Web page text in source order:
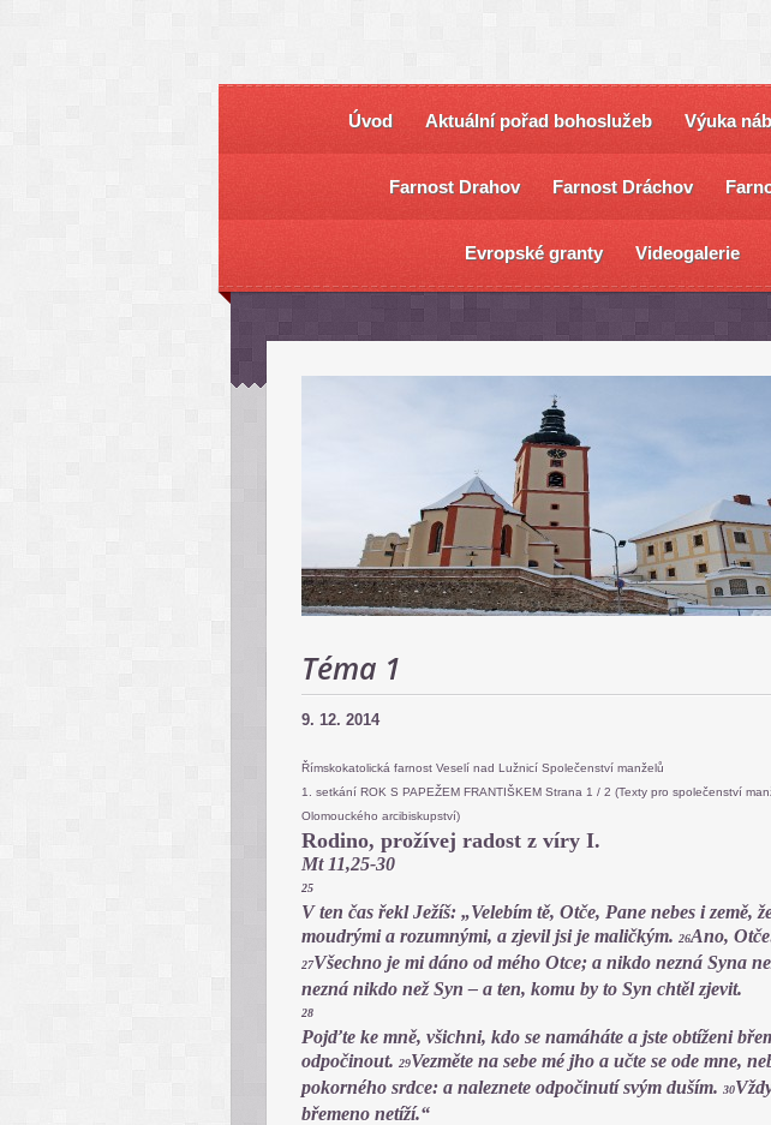
Úvod Aktuální pořad bohoslužeb Výuka
Farnost Drahov Farnost Dráchov
Evropské granty Videogalerie
Téma 1
9. 12. 2014
Římskokatolická farnost Veselí nad Lužnicí Společenství manželů
1. setkání ROK S PAPEŽEM FRANTIŠKEM Strana 1 / 2 (Texty pro společenství
Olomouckého arcibiskupství)
Rodino, prožívej radost z víry I.
Mt 11,25-30
25
V ten čas řekl Ježíš: „Velebím tě, Otče, Pane nebes i země,
moudrými a rozumnými, a zjevil jsi je maličkým. 26Ano,
27Všechno je mi dáno od mého Otce; a nikdo nezná Syna
nezná nikdo než Syn – a ten, komu by to Syn chtěl zjevit.
28
Pojďte ke mně, všichni, kdo se namáháte a jste obtíženi
odpočinout. 29Vezměte na sebe mé jho a učte se ode mne,
pokorného srdce: a naleznete odpočinutí svým duším. 30
břemeno netíží.“